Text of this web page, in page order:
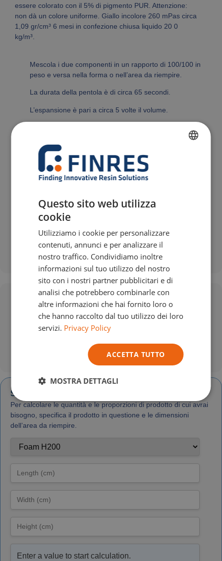
essere colorato con il 5% di pigmento PUR. Attenzione:
non dà un colore uniforme. Giallo incolore 260 mPas circa
1,09 gr/cm³ 6 mesi in confezione chiusa liquido 20 0
kg/m³.
Mescola i due componenti in un rapporto di 100/100 in
peso e versa nella forma o nell’area da riempire.
La durata della pentola è di circa 65 secondi.
L’espansione è pari a circa 5 volte il volume.
Deformabile dopo 20 minuti e completamente indurito
dopo 12 ore.
Consenti una temperatura di lavorazione compresa tra i
20°C e i 25°C.
Conservare a una temperatura compresa tra 10 e 25°C.
La miscelazione avviene preferibilmente con un
miscelatore meccanico.
Come agente distaccante, consigliamo APW.
Sicurezza
Indossa sempre indumenti e guanti protettivi adeguati.
Evita il contatto prolungato con la pelle. Attenzione:
l’imballaggio può essere sotto pressione.
Schiuma calcolatrice PU
Per calcolare le quantità e le proporzioni di prodotto di cui avrai
bisogno, specifica il prodotto in questione e le dimensioni
dell’area da riempire.
Enter a value to start calculation.
Questo sito web utilizza
cookie
Utilizziamo i cookie per personalizzare
contenuti, annunci e per analizzare il
nostro traffico. Condividiamo inoltre
informazioni sul tuo utilizzo del nostro
sito con i nostri partner pubblicitari e di
analisi che potrebbero combinarle con
altre informazioni che hai fornito loro o
che hanno raccolto dal tuo utilizzo dei loro
servizi. Privacy Policy
ACCETTA TUTTO
MOSTRA DETTAGLI